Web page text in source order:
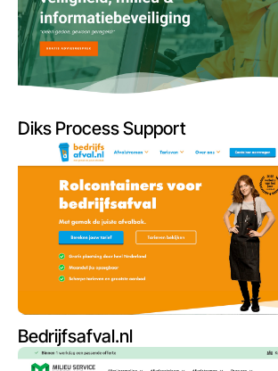
Diks Process Support
Bedrijfsafval.nl